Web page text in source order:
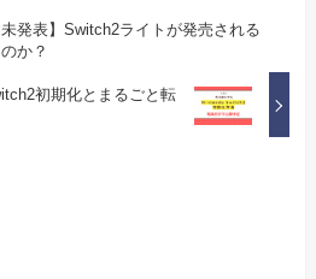
未発表】Switch2ライトが発売される
か？
初期化とまるごと転